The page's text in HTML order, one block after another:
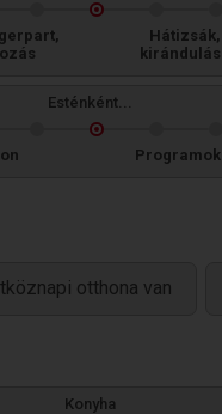
Hátizsák,
kirándulás
Esténként...
Programok
otthona van
Konyha